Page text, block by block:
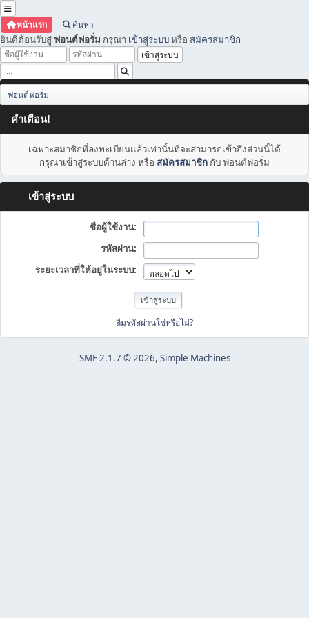
หน้าแรก ค้นหา
ยินดีต้อนรับสู่ ฟอนต์ฟอรั่ม กรุณา เข้าสู่ระบบหรือ สมัครสมาชิก
ฟอนต์ฟอรั่ม
คำเตือน!
เฉพาะสมาชิกที่ลงทะเบียนแล้วเท่านั้นที่จะสามารถเข้าถึงส่วนนี้ได้
กรุณาเข้าสู่ระบบด้านล่าง หรือ สมัครสมาชิก กับ ฟอนต์ฟอรั่ม
เข้าสู่ระบบ
ชื่อผู้ใช้งาน:
รหัสผ่าน:
ระยะเวลาที่ให้อยู่ในระบบ:
ลืมรหัสผ่านใช่หรือไม่?
SMF 2.1.7 © 2026, Simple Machines